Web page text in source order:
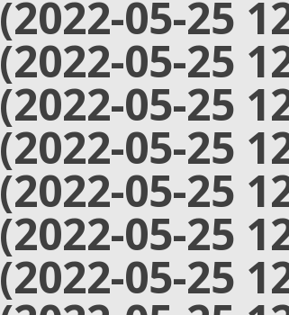
(2022-05-25
(2022-05-25
(2022-05-25
(2022-05-25
(2022-05-25
(2022-05-25
(2022-05-25